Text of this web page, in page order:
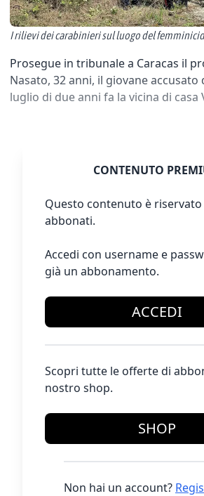
I rilievi dei carabinieri sul luogo del
Prosegue in tribunale a Caracas il
Nasato, 32 anni, il giovane accusato
luglio di due anni fa la vicina di casa
CONTENUTO
Questo contenuto è riservato
abbonati.
Accedi con username e
già un abbonamento.
ACCEDI
Scopri tutte le offerte di
nostro shop.
SHOP
Non hai un account?